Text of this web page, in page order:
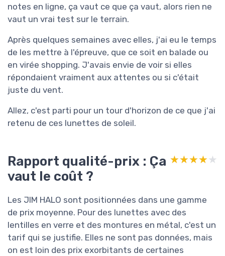
notes en ligne, ça vaut ce que ça vaut, alors rien ne
vaut un vrai test sur le terrain.
Après quelques semaines avec elles, j'ai eu le temps
de les mettre à l'épreuve, que ce soit en balade ou
en virée shopping. J'avais envie de voir si elles
répondaient vraiment aux attentes ou si c'était
juste du vent.
Allez, c'est parti pour un tour d'horizon de ce que j'ai
retenu de ces lunettes de soleil.
Rapport qualité-prix : Ça
vaut le coût ?
★★★★★
★★★★★
Les JIM HALO sont positionnées dans une gamme
de prix moyenne. Pour des lunettes avec des
lentilles en verre et des montures en métal, c'est un
tarif qui se justifie. Elles ne sont pas données, mais
on est loin des prix exorbitants de certaines